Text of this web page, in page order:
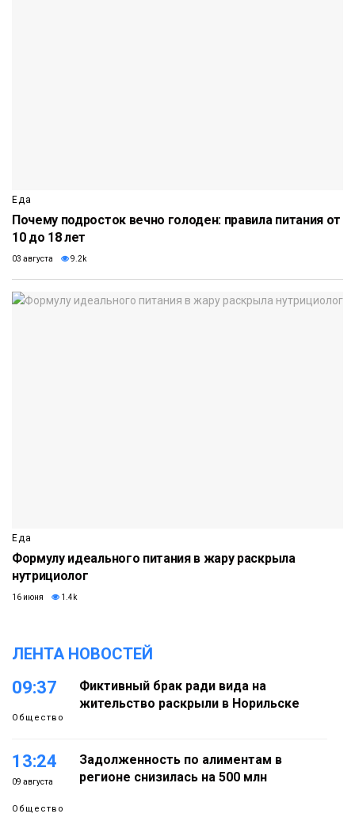
Еда
Почему подросток вечно голоден: правила питания от
10 до 18 лет
03 августа 9.2k
Еда
Формулу идеального питания в жару раскрыла
нутрициолог
16 июня 1.4k
ЛЕНТА НОВОСТЕЙ
09:37
Общество
Фиктивный брак ради вида на
жительство раскрыли в Норильске
13:24
09 августа
Общество
Задолженность по алиментам в
регионе снизилась на 500 млн